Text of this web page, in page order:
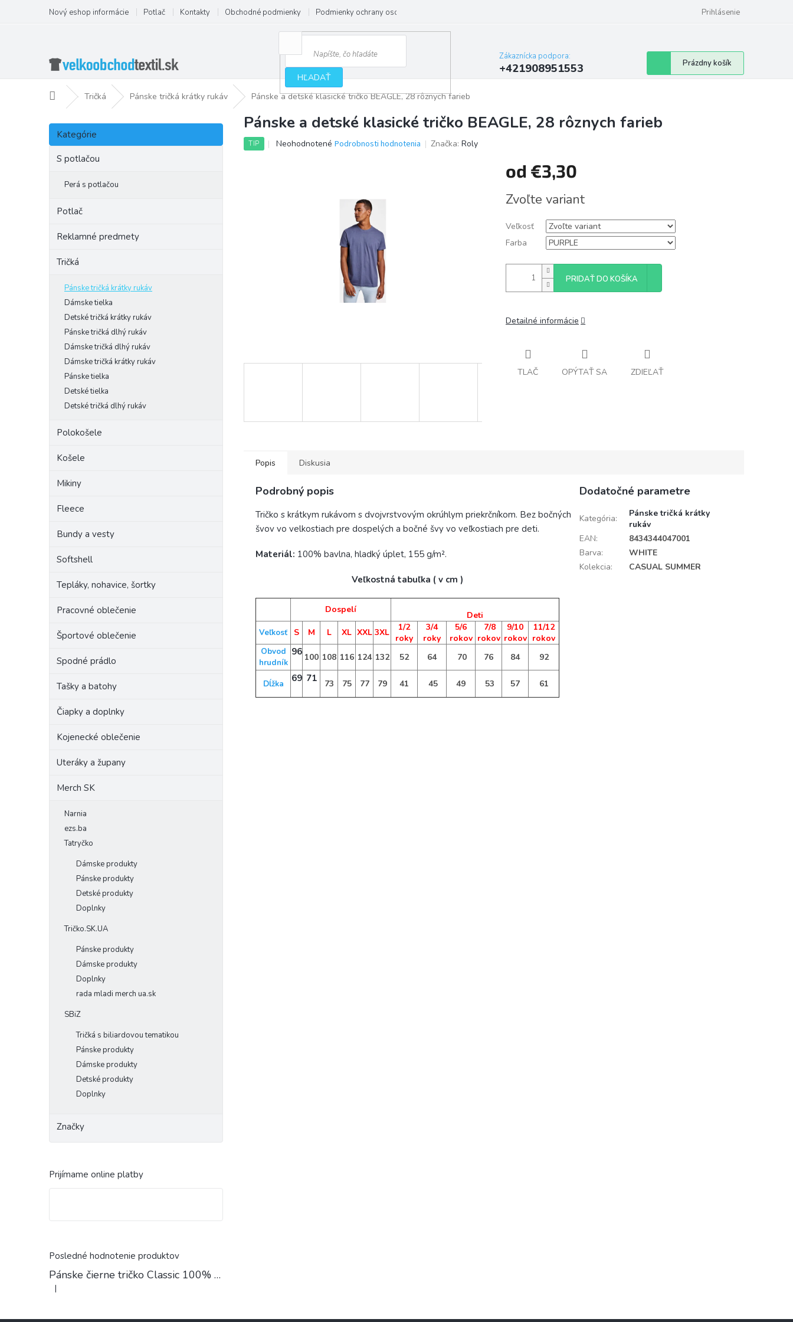
obsah
Nový eshop informácie Potlač Kontakty Obchodné podmienky Podmienky ochrany osobných údajov Prihlásenie
HĽADAŤ
Zákaznícka podpora:
+421908951553
Nákupný
košík
Prázdny košík
DomovTričká Pánske tričká krátky rukáv Pánske a detské klasické tričko BEAGLE, 28 rôznych farieb
B
č
Preskočiť
kategórie
Kategórie
S potlačou
Perá s potlačou
Potlač
Reklamné predmety
Tričká
Pánske tričká krátky rukáv
Dámske tielka
Detské tričká krátky rukáv
Pánske tričká dlhý rukáv
Dámske tričká dlhý rukáv
Dámske tričká krátky rukáv
Pánske tielka
Detské tielka
Detské tričká dlhý rukáv
Polokošele
Košele
Mikiny
Fleece
Bundy a vesty
Softshell
Tepláky, nohavice, šortky
Pracovné oblečenie
Športové oblečenie
Spodné prádlo
Tašky a batohy
Čiapky a doplnky
Kojenecké oblečenie
Uteráky a župany
Merch SK
Narnia
ezs.ba
Tatryčko
Dámske produkty
Pánske produkty
Detské produkty
Doplnky
Tričko.SK.UA
Pánske produkty
Dámske produkty
Doplnky
rada mladi merch ua.sk
SBiZ
Tričká s biliardovou tematikou
Pánske produkty
Dámske produkty
Detské produkty
Doplnky
Značky
Prijímame online platby
Posledné hodnotenie produktov
Pánske čierne tričko Classic 100% Bavlna
Hodnotenie produktu je 4 z 5 hviezdičiek.
|
Pánske a detské klasické tričko BEAGLE, 28 rôznych farieb
TIP
Priemerné
Neohodnotené Podrobnosti hodnotenia Značka: Roly
od €3,30
cena:
Zvoľte variant
Veľkosť
Farba
PRIDAŤ DO KOŠÍKA
Detailné informácie
TLAČ OPÝTAŤ SA ZDIEĽAŤ
Popis Diskusia
Podrobný popis
Tričko s krátkym rukávom s dvojvrstvovým okrúhlym priekrčníkom. Bez bočných
švov vo velkostiach pre dospelých a bočné švy vo veľkostiach pre deti.
Materiál: 100% bavlna, hladký úplet, 155 g/m².
Veľkostná tabuľka ( v cm )
Dospelí
Deti
Veľkosť S M L XL XXL 3XL
1/2
roky
3/4
roky
5/6
rokov
7/8
rokov
9/10
rokov
11/12
rokov
Obvod
hrudník
96 100 108 116 124 132 52 64 70 76 84 92
Dĺžka 69 71 73 75 77 79 41 45 49 53 57 61
Dodatočné parametre
Kategória:
Pánske tričká krátky
rukáv
EAN:
8434344047001
Barva:
WHITE
Kolekcia: CASUAL SUMMER